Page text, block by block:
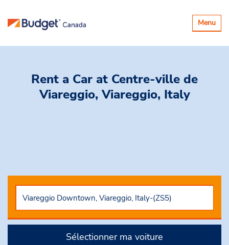
Basculer
la
Menu
Rent a Car at Centre-ville de
Viareggio, Viareggio, Italy
Sélectionner ma voiture